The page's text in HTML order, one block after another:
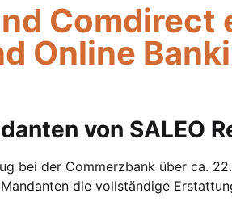
Comdirect
Online
von SALEO
bei der Commerzbank über ca.
die vollständige